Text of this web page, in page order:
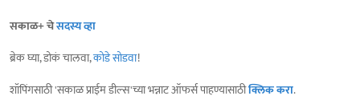
सकाळ+ चेसदस्य व्हा
ब्रेक घ्या, डोकं चालवा,कोडे सोडवा!
शॉपिंगसाठी 'सकाळ प्राईम डील्स'च्या भन्नाट ऑफर्स पाहण्यासाठीक्लिक करा.